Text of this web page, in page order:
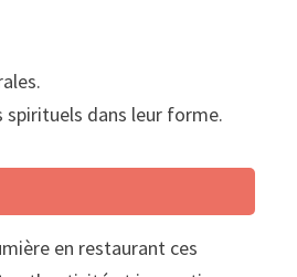
spirituels dans leur forme.
en restaurant ces